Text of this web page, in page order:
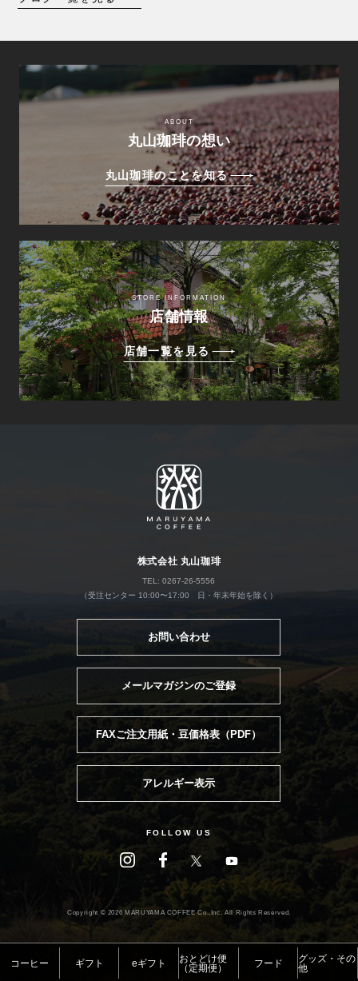
ABOUT
丸山珈琲の想い
丸山珈琲のことを知る
STORE INFORMATION
店舗情報
店舗一覧を見る
株式会社 丸山珈琲
TEL: 0267-26-5556
（受注センター 10:00〜17:00 日・年末年始を除く）
お問い合わせ
メールマガジンのご登録
FAXご注文用紙・豆価格表（PDF）
アレルギー表示
FOLLOW US
Copyright © 2026 MARUYAMA COFFEE Co.,Inc. All Rights Reserved.
コーヒー ギフト eギフト
おとどけ便
（定期便）
フード
グッズ・その
他